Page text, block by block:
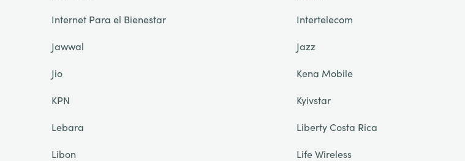
Internet Para el Bienestar
Intertelecom
Jawwal
Jazz
Jio
Kena Mobile
KPN
Kyivstar
Lebara
Liberty Costa Rica
Libon
Life Wireless